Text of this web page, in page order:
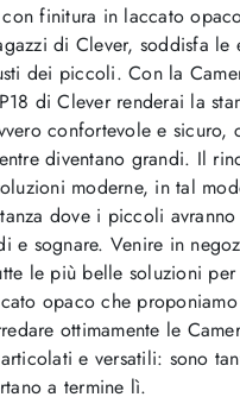
finitura in laccato
di Clever, soddisfa le
dei piccoli. Con la
di Clever renderai la
confortevole e sicuro,
diventano grandi. Il
moderne, in tal
dove i piccoli
e sognare. Venire in
le più belle soluzioni per
opaco che
ottimamente le
e versatili: sono
a termine lì.